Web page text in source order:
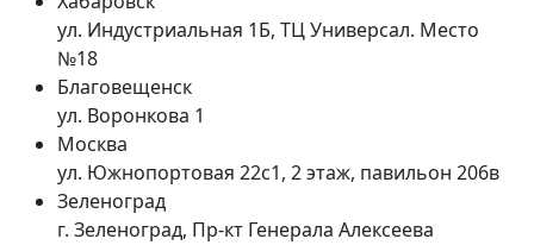
ул. Индустриальная 1Б, ТЦ Универсал. Место
№18
Благовещенск
ул. Воронкова 1
Москва
ул. Южнопортовая 22с1, 2 этаж, павильон 206в
Зеленоград
г. Зеленоград, Пр-кт Генерала Алексеева